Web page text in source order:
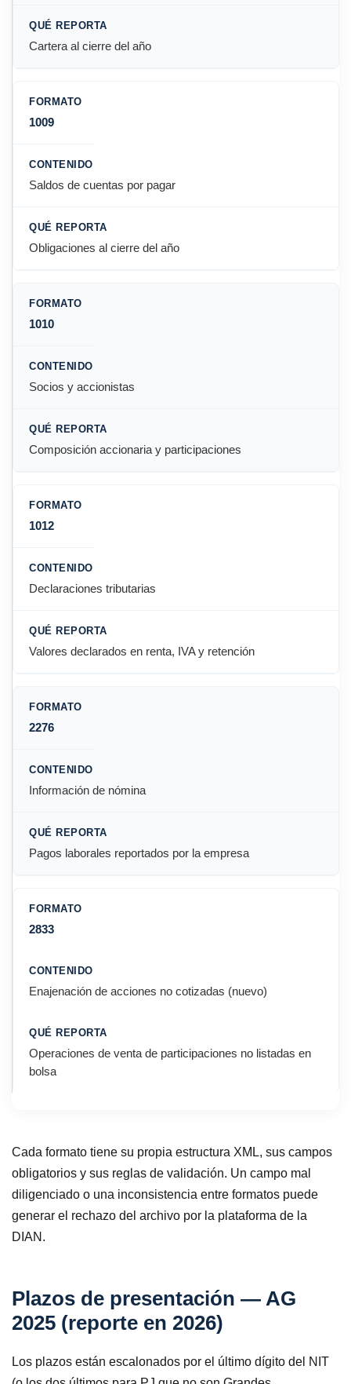
Cartera al cierre del año
1009
Saldos de cuentas por pagar
Obligaciones al cierre del año
1010
Socios y accionistas
Composición accionaria y participaciones
1012
Declaraciones tributarias
Valores declarados en renta, IVA y retención
2276
Información de nómina
Pagos laborales reportados por la empresa
2833
Enajenación de acciones no cotizadas (nuevo)
Operaciones de venta de participaciones no listadas en
bolsa
Cada formato tiene su propia estructura XML, sus campos
obligatorios y sus reglas de validación. Un campo mal
diligenciado o una inconsistencia entre formatos puede
generar el rechazo del archivo por la plataforma de la
DIAN.
Plazos de presentación — AG
2025 (reporte en 2026)
Los plazos están escalonados por el último dígito del NIT